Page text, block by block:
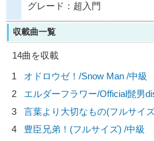
グレード：超入門
収載曲一覧
14曲を収載
1
オドロウゼ！/Snow Man /中級
2
エルダーフラワー/Official髭男
3
言葉より大切なもの(フルサイ
4
豊臣兄弟！(フルサイズ) /中級